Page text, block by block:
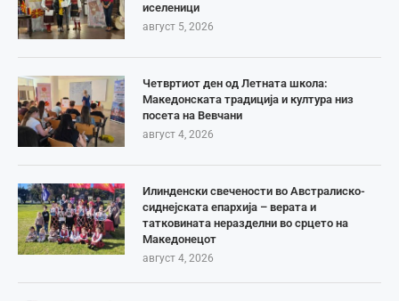
иселеници
август 5, 2026
Четвртиот ден од Летната школа:
Македонската традиција и култура низ
посета на Вевчани
август 4, 2026
Илинденски свечености во Австралиско-
сиднејската епархија – верата и
татковината неразделни во срцето на
Македонецот
август 4, 2026